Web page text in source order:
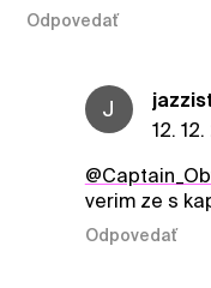
Odpovedať
J
12.
verim ze s
Odpovedať